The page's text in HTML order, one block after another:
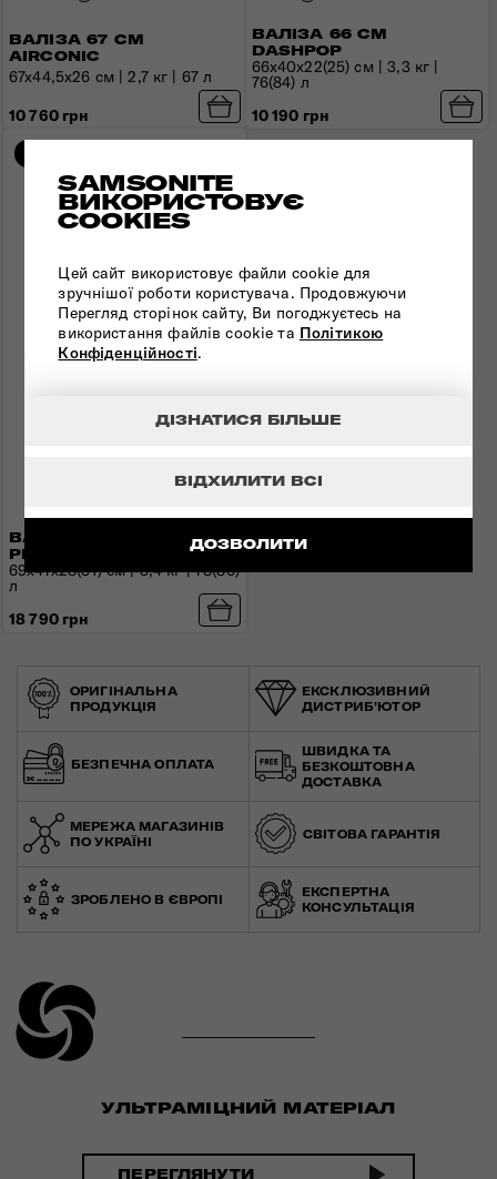
SAMSONITE
ВИКОРИСТОВУЄ
COOKIES
Цей сайт використовує файли cookie для
зручнішої роботи користувача. Продовжуючи
Перегляд сторінок сайту, Ви погоджуєтесь на
використання файлів cookie та Політикою
Конфіденційності.
ДОЗВОЛИТИ
ВІДХИЛИТИ ВСІ
ДІЗНАТИСЯ БІЛЬШЕ
ВАЛІЗА 67 СМ
AIRCONIC
67x44,5x26 см | 2,7 кг | 67 л
10 760 грн
ВАЛІЗА 66 СМ
DASHPOP
66x40x22(25) см | 3,3 кг |
76(84) л
10 190 грн
ВАЛІЗА 69 СМ
PRODIVER HS
69x47x28(31) см | 3,4 кг | 78(86)
л
18 790 грн
ОРИГІНАЛЬНА
ПРОДУКЦІЯ
ЕКСКЛЮЗИВНИЙ
ДИСТРИБ'ЮТОР
БЕЗПЕЧНА ОПЛАТА
ШВИДКА ТА
БЕЗКОШТОВНА
ДОСТАВКА
МЕРЕЖА МАГАЗИНІВ
ПО УКРАЇНІ
СВІТОВА ГАРАНТІЯ
ЗРОБЛЕНО В ЄВРОПІ
ЕКСПЕРТНА
КОНСУЛЬТАЦІЯ
УЛЬТРАМІЦНИЙ МАТЕРІАЛ
ПЕРЕГЛЯНУТИ